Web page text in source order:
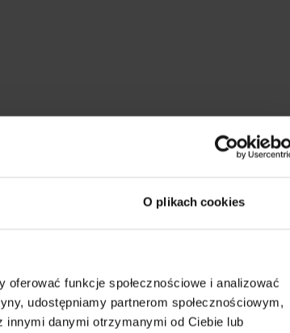
O plikach cookies
funkcje społecznościowe i analizować
udostępniamy partnerom społecznościowym,
danymi otrzymanymi od Ciebie lub